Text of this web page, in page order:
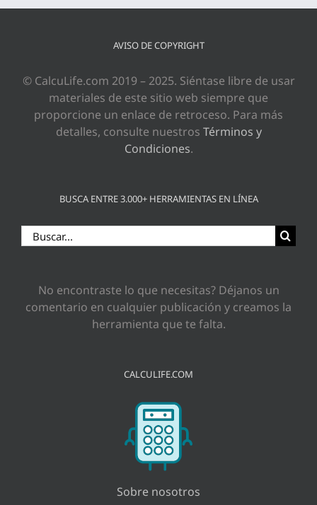
AVISO DE COPYRIGHT
© CalcuLife.com 2019 – 2025. Siéntase libre de usar
materiales de este sitio web siempre que
proporcione un enlace de retroceso. Para más
detalles, consulte nuestros Términos y
Condiciones.
BUSCA ENTRE 3.000+ HERRAMIENTAS EN LÍNEA
Buscar:
No encontraste lo que necesitas? Déjanos un
comentario en cualquier publicación y creamos la
herramienta que te falta.
CALCULIFE.COM
Sobre nosotros